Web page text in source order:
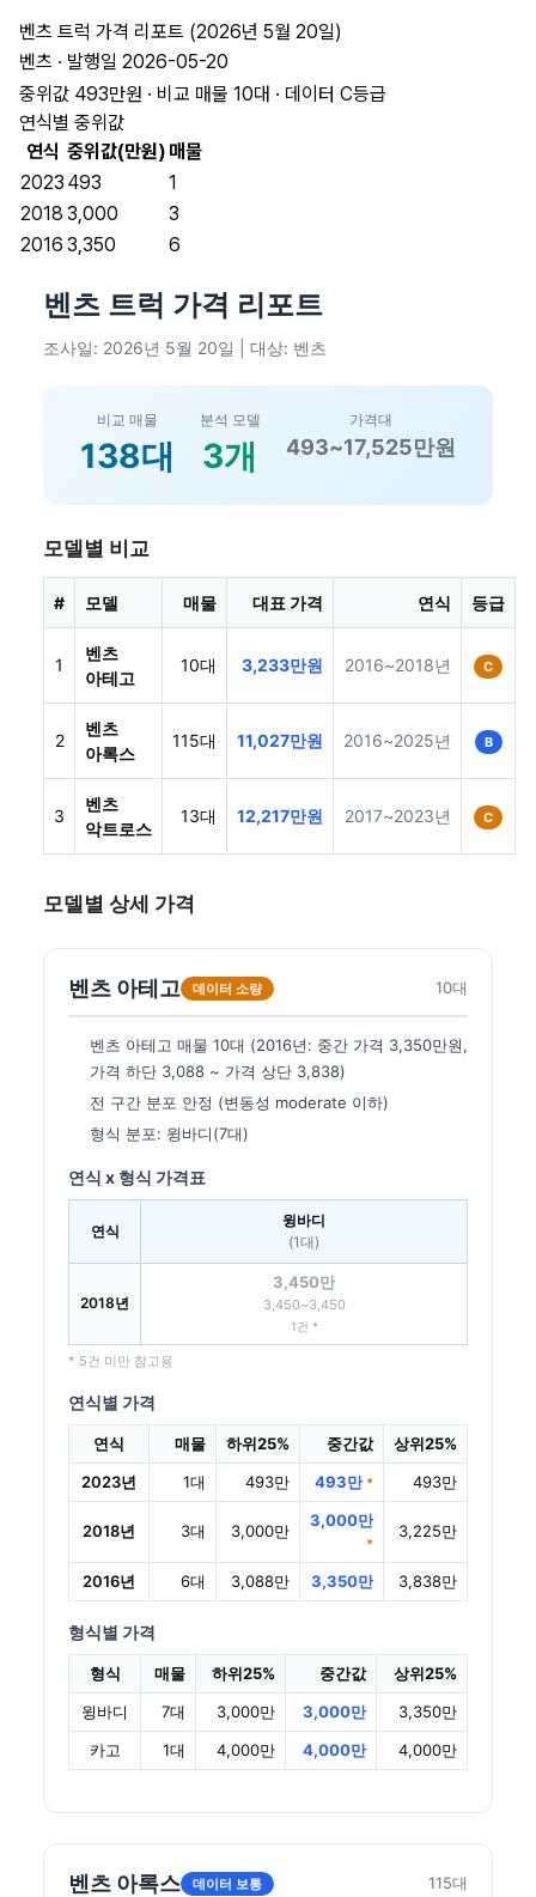
벤츠 트럭 가격 리포트 (2026년 5월 20일)
벤츠 · 발행일 2026-05-20
중위값 493만원 · 비교 매물 10대 · 데이터 C등급
연식별 중위값
연식 중위값(만원) 매물
2023 493
1
2018 3,000
3
2016 3,350 6
벤츠 트럭 가격 리포트
조사일: 2026년 5월 20일 | 대상: 벤츠
비교 매물
138대
분석 모델
3개
가격대
493~17,525만원
모델별 비교
# 모델 매물 대표 가격 연식 등급
1
벤츠
아테고
10대 3,233만원 2016~2018년 C
2
벤츠
아록스
115대 11,027만원 2016~2025년 B
3
벤츠
악트로스
13대 12,217만원 2017~2023년 C
모델별 상세 가격
벤츠 아테고 데이터 소량 10대
벤츠 아테고 매물 10대 (2016년: 중간 가격 3,350만원,
가격 하단 3,088 ~ 가격 상단 3,838)
전 구간 분포 안정 (변동성 moderate 이하)
형식 분포: 윙바디(7대)
연식 x 형식 가격표
연식
윙바디
(1대)
2018년
3,450만
3,450~3,450
1건 *
* 5건 미만 참고용
연식별 가격
연식 매물 하위25% 중간값
상위25%
2023년
1대 493만 493만 * 493만
2018년 3대 3,000만
3,000만
*
3,225만
2016년 6대 3,088만 3,350만 3,838만
형식별 가격
형식 매물 하위25% 중간값
상위25%
윙바디
7대 3,000만 3,000만
3,350만
카고
1대 4,000만 4,000만 4,000만
벤츠 아록스 데이터 보통 115대